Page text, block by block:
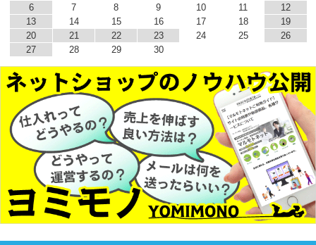
6
7 8 9 10 11
12
13
14 15 16 17 18
19
20
21 22 23 24 25
26
27
28 29 30